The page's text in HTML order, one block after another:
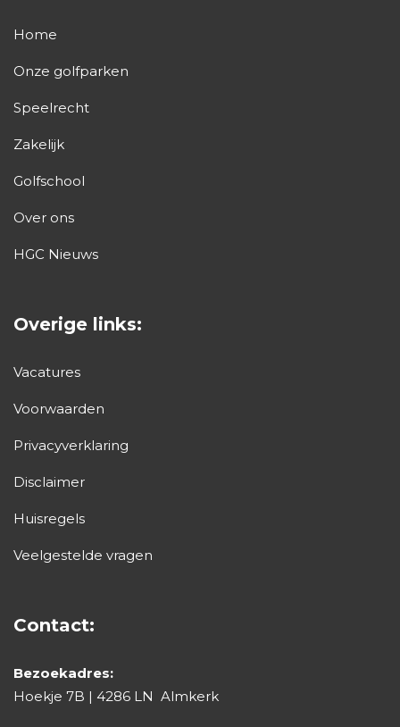
Home
Onze golfparken
Speelrecht
Zakelijk
Golfschool
Over ons
HGC Nieuws
Overige links:
Vacatures
Voorwaarden
Privacyverklaring
Disclaimer
Huisregels
Veelgestelde vragen
Contact:
Bezoekadres:
Hoekje 7B | 4286 LN Almkerk